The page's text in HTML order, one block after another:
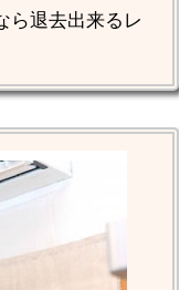
ら退去出来るレ